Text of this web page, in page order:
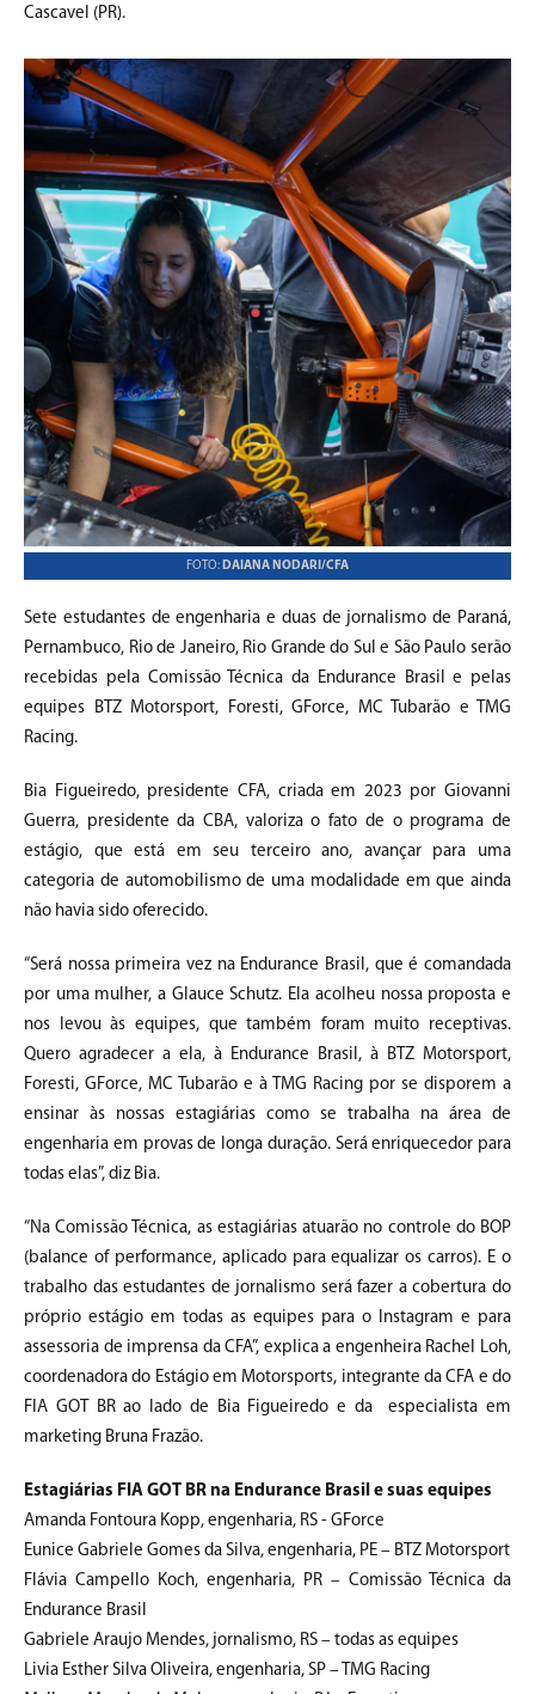
Cascavel (PR).
FOTO: DAIANA NODARI/CFA
Sete estudantes de engenharia e duas de jornalismo de Paraná,
Pernambuco, Rio de Janeiro, Rio Grande do Sul e São Paulo serão
recebidas pela Comissão Técnica da Endurance Brasil e pelas
equipes BTZ Motorsport, Foresti, GForce, MC Tubarão e TMG
Racing.
Bia Figueiredo, presidente CFA, criada em 2023 por Giovanni
Guerra, presidente da CBA, valoriza o fato de o programa de
estágio, que está em seu terceiro ano, avançar para uma
categoria de automobilismo de uma modalidade em que ainda
não havia sido oferecido.
“Será nossa primeira vez na Endurance Brasil, que é comandada
por uma mulher, a Glauce Schutz. Ela acolheu nossa proposta e
nos levou às equipes, que também foram muito receptivas.
Quero agradecer a ela, à Endurance Brasil, à BTZ Motorsport,
Foresti, GForce, MC Tubarão e à TMG Racing por se disporem a
ensinar às nossas estagiárias como se trabalha na área de
engenharia em provas de longa duração. Será enriquecedor para
todas elas”, diz Bia.
“Na Comissão Técnica, as estagiárias atuarão no controle do BOP
(balance of performance, aplicado para equalizar os carros). E o
trabalho das estudantes de jornalismo será fazer a cobertura do
próprio estágio em todas as equipes para o Instagram e para
assessoria de imprensa da CFA”, explica a engenheira Rachel Loh,
coordenadora do Estágio em Motorsports, integrante da CFA e do
FIA GOT BR ao lado de Bia Figueiredo e da especialista em
marketing Bruna Frazão.
Estagiárias FIA GOT BR na Endurance Brasil e suas equipes
Amanda Fontoura Kopp, engenharia, RS - GForce
Eunice Gabriele Gomes da Silva, engenharia, PE – BTZ Motorsport
Flávia Campello Koch, engenharia, PR – Comissão Técnica da
Endurance Brasil
Gabriele Araujo Mendes, jornalismo, RS – todas as equipes
Livia Esther Silva Oliveira, engenharia, SP – TMG Racing